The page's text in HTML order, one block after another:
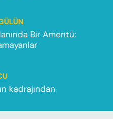
Bir Amentü:
kadrajından